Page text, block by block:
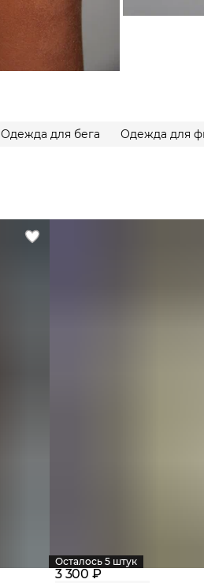
Одежда для бега Одежда для
Осталось 5 штук
3 300 ₽